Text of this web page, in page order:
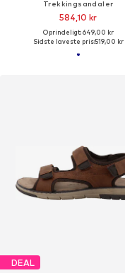
Trekkingsandaler
584,10 kr
Oprindeligt: 649,00 kr
Sidste laveste pris:519,00 kr
DEAL